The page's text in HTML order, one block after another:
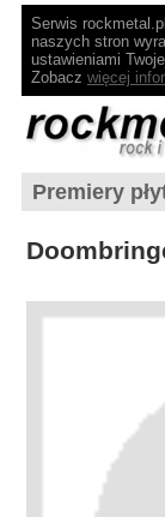
Serwis
naszych stron
ustawieniami
Zobacz więcej
Premiery